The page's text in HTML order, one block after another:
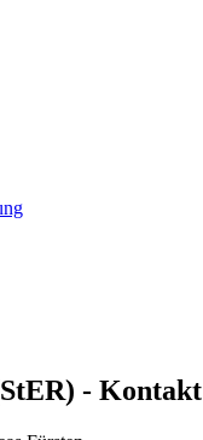
- Kontakt